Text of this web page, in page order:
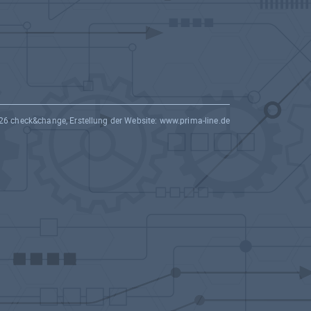
check&change, Erstellung der Website: www.prima-line.de